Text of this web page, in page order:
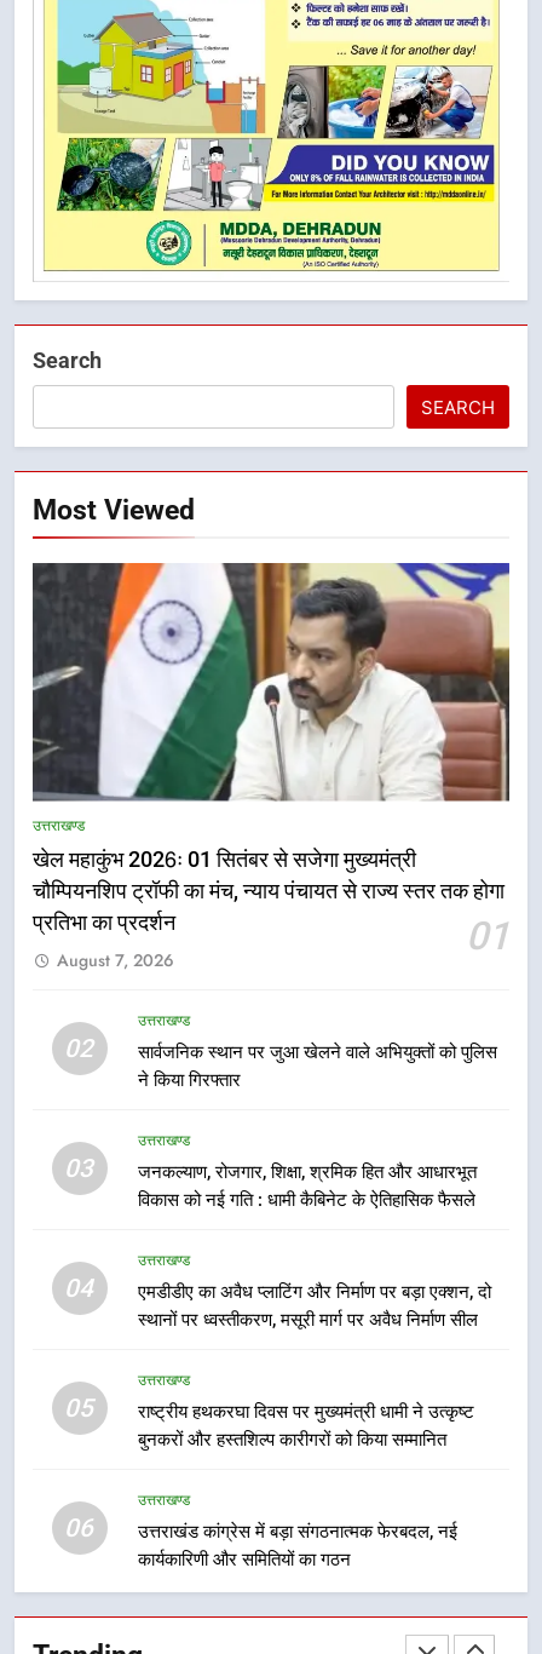
Search
SEARCH
Most Viewed
उत्तराखण्ड
खेल महाकुंभ 2026ः 01 सितंबर से सजेगा मुख्यमंत्री
चौम्पियनशिप ट्रॉफी का मंच, न्याय पंचायत से राज्य स्तर तक होगा
प्रतिभा का प्रदर्शन
01
August 7, 2026
02
उत्तराखण्ड
सार्वजनिक स्थान पर जुआ खेलने वाले अभियुक्तों को पुलिस
ने किया गिरफ्तार
03
उत्तराखण्ड
जनकल्याण, रोजगार, शिक्षा, श्रमिक हित और आधारभूत
विकास को नई गति : धामी कैबिनेट के ऐतिहासिक फैसले
04
उत्तराखण्ड
एमडीडीए का अवैध प्लाटिंग और निर्माण पर बड़ा एक्शन, दो
स्थानों पर ध्वस्तीकरण, मसूरी मार्ग पर अवैध निर्माण सील
05
उत्तराखण्ड
राष्ट्रीय हथकरघा दिवस पर मुख्यमंत्री धामी ने उत्कृष्ट
बुनकरों और हस्तशिल्प कारीगरों को किया सम्मानित
06
उत्तराखण्ड
उत्तराखंड कांग्रेस में बड़ा संगठनात्मक फेरबदल, नई
कार्यकारिणी और समितियों का गठन
5
राष्ट्रीय हथकरघा दिवस पर मुख्यमंत्री
उत्तराखण्ड
देना सरकार की सर्वोच्च प्राथमिकता, आने
वाले महीनों में हजारों पदों पर की जाएगी
उत्तराखण्ड
8
दिल्ली-देहरादून आर्थिक कॉरिडोर से जुड़ी
12 किमी ग्रीनफील्ड बाईपास परियोजना
निर्देश, सुरक्षा मानकों से कोई समझौता
नहींः डीएम
न्याय पंचायत से राज्य स्तर तक होगा